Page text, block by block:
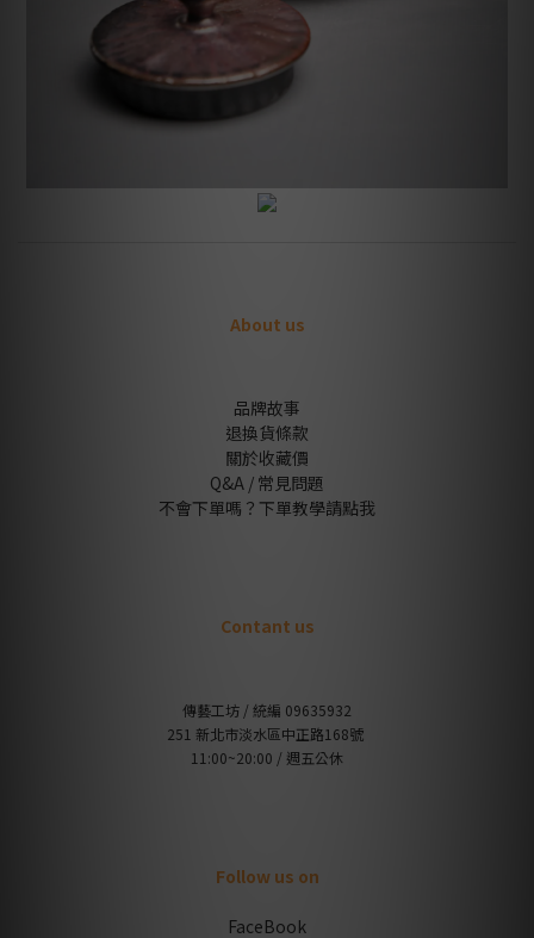
About us
品牌故事
退換貨條款
關於收藏價
Q&A / 常見問題
不會下單嗎？下單教學請點我
Contant us
傳藝工坊 / 統編 09635932
251 新北市淡水區中正路168號
11:00~20:00 / 週五公休
Follow us on
FaceBook